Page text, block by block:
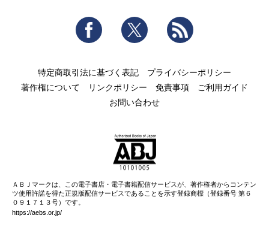
Facebook Twitter
特定商取引法に基づく表記
プライバシーポリシー
著作権について
リンクポリシー 免責事項
ご利用ガイド
お問い合わせ
ＡＢＪマークは、この電子書店・電子書籍配信サービスが、著作権者からコンテン
ツ使用許諾を得た正規版配信サービスであることを示す登録商標（登録番号 第６
０９１７１３号）です。
https://aebs.or.jp/